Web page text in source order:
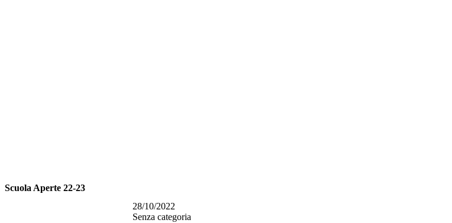
Scuola Aperte 22-23
28/10/2022
Senza categoria